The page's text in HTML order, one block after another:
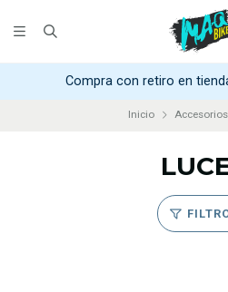
Compra con retiro en
Inicio Accesorios